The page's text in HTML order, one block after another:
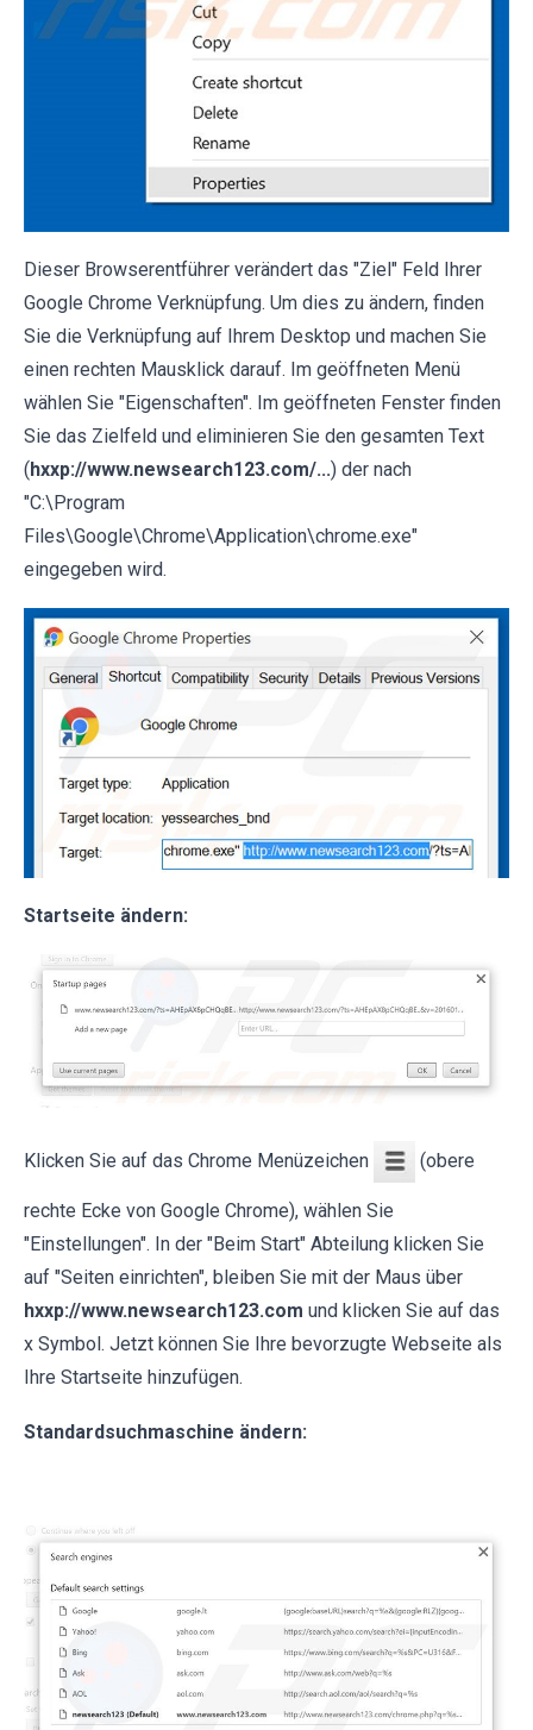
Dieser Browserentführer verändert das "Ziel" Feld Ihrer
Google Chrome Verknüpfung. Um dies zu ändern, finden
Sie die Verknüpfung auf Ihrem Desktop und machen Sie
einen rechten Mausklick darauf. Im geöffneten Menü
wählen Sie "Eigenschaften". Im geöffneten Fenster finden
Sie das Zielfeld und eliminieren Sie den gesamten Text
(hxxp://www.newsearch123.com/...) der nach
"C:\Program
Files\Google\Chrome\Application\chrome.exe"
eingegeben wird.
Startseite ändern:
Klicken Sie auf das Chrome Menüzeichen (obere
rechte Ecke von Google Chrome), wählen Sie
"Einstellungen". In der "Beim Start" Abteilung klicken Sie
auf "Seiten einrichten", bleiben Sie mit der Maus über
hxxp://www.newsearch123.com und klicken Sie auf das
x Symbol. Jetzt können Sie Ihre bevorzugte Webseite als
Ihre Startseite hinzufügen.
Standardsuchmaschine ändern: